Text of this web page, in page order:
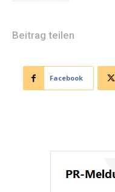
Beitrag teilen
Facebook